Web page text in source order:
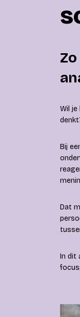
Wil
Bij
Dat
In dit